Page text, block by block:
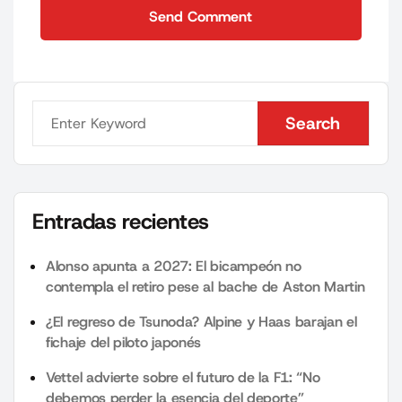
Send Comment
Search
Search
Entradas recientes
Alonso apunta a 2027: El bicampeón no
contempla el retiro pese al bache de Aston Martin
¿El regreso de Tsunoda? Alpine y Haas barajan el
fichaje del piloto japonés
Vettel advierte sobre el futuro de la F1: “No